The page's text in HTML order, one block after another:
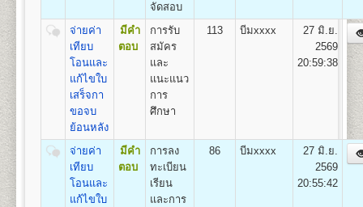
ส่วนกลาง (หัวหมาก) สำนักงานคณะสาธารณสุขศาสตร์
มหาวิทยาลัยรามคำแหง
อาคารสุโขทัย ชั้น 13 แขวงหัวหมาก กรุงเทพฯ 10240
หลักสูตรที่เปิดสอน (ปริญญาตรี ส่วนภูมิภาค)
มหาวิทยาลัยรามคำแหงเปิดสอนระดับปริญญาตรี ใน 4
คณะ/สาขาวิชาในส่วนภูมิภาค
20 1,000 800 100 500 100
3,000
21 500 100
3,050
22 1,100 500
จัดสอบ
จ่ายค่า
เทียบ
โอนและ
แก้ไขใบ
เสร็จกา
ขอจบ
ย้อนหลัง
มีคำ
ตอบ
การรับ
สมัคร
และ
แนะแนว
การ
ศึกษา
113 บีมxxxx
27 มิ.ย.
2569
20:59:38
จ่ายค่า
เทียบ
โอนและ
แก้ไขใบ
มีคำ
ตอบ
การลง
ทะเบียน
เรียน
และการ
86 บีมxxxx
27 มิ.ย.
2569
20:55:42